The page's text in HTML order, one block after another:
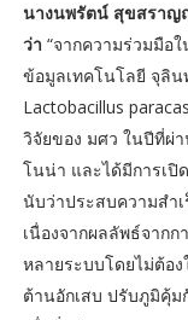
นางนพรัตน์ สุขสราญ
ว่า “จากความร่วมมือ
ข้อมูลเทคโนโลยี จุลิน
Lactobacillus
วิจัยของ มศว ในปีที่ผ่
โนน่า และได้มีการเปิ
นับว่าประสบความสำ
เนื่องจากผลลัพธ์จาก
หลายระบบโดยไม่ต้อ
ต้านอักเสบ ปรับภูมิคุ้